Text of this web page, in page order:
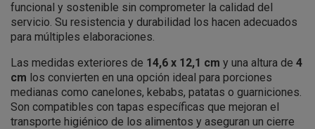
funcional y sostenible sin comprometer la calidad del
servicio. Su resistencia y durabilidad los hacen adecuados
para múltiples elaboraciones.
Las medidas exteriores de 14,6 x 12,1 cm y una altura de 4
cm los convierten en una opción ideal para porciones
medianas como canelones, kebabs, patatas o guarniciones.
Son compatibles con tapas específicas que mejoran el
transporte higiénico de los alimentos y aseguran un cierre